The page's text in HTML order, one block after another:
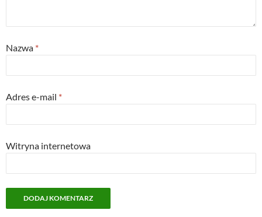
Nazwa *
Adres e-mail *
Witryna internetowa